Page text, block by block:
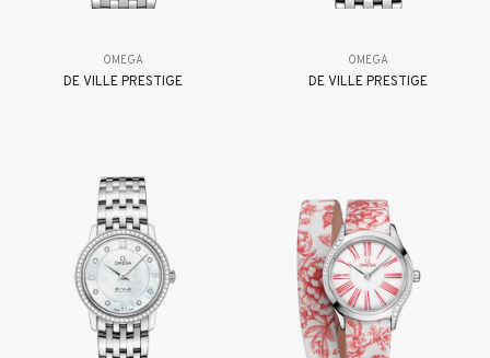
OMEGA
DE VILLE PRESTIGE
OMEGA
DE VILLE PRESTIGE